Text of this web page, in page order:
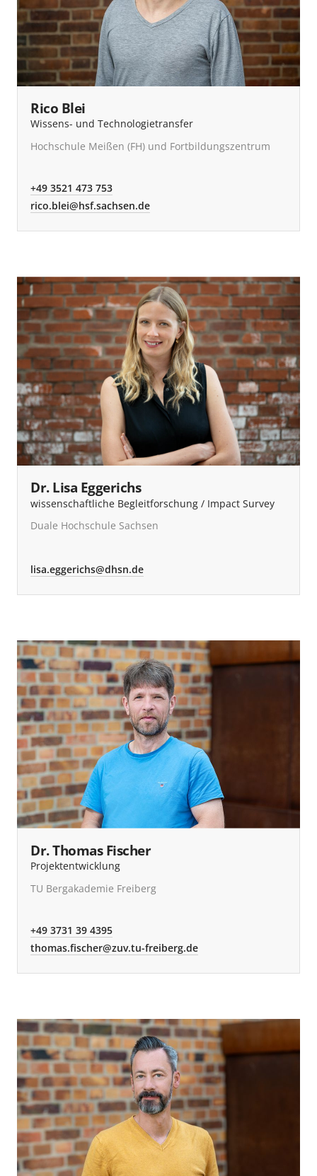
Rico Blei
Wissens- und Technologietransfer
Hochschule Meißen (FH) und Fortbildungszentrum
+49 3521 473 753
rico.blei@hsf.sachsen.de
Dr. Lisa Eggerichs
wissenschaftliche Begleitforschung / Impact Survey
Duale Hochschule Sachsen
lisa.eggerichs@dhsn.de
Dr. Thomas Fischer
Projektentwicklung
TU Bergakademie Freiberg
+49 3731 39 4395
thomas.fischer@zuv.tu-freiberg.de